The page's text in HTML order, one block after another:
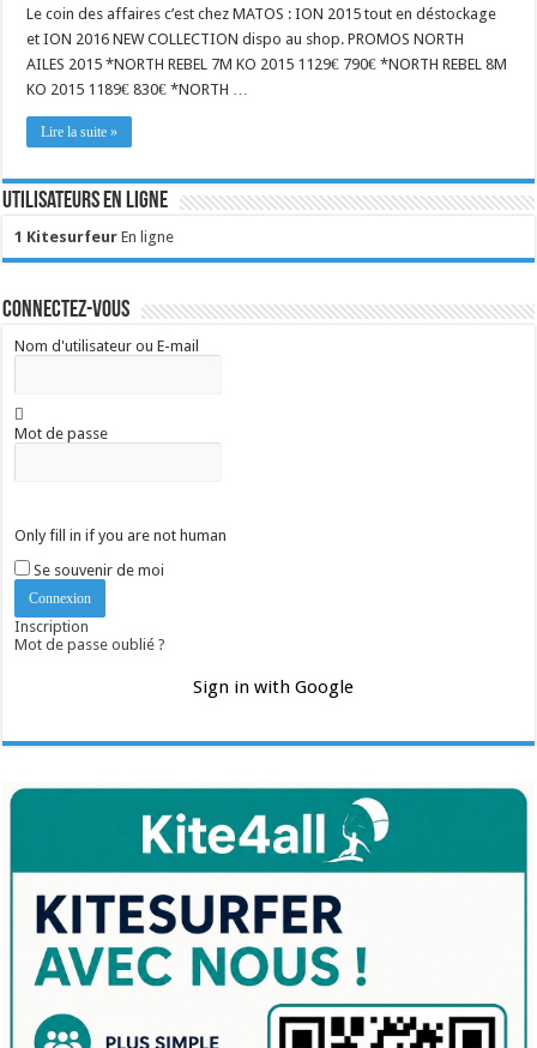
Le coin des affaires c’est chez MATOS : ION 2015 tout en déstockage
et ION 2016 NEW COLLECTION dispo au shop. PROMOS NORTH
AILES 2015 *NORTH REBEL 7M KO 2015 1129€ 790€ *NORTH REBEL 8M
KO 2015 1189€ 830€ *NORTH …
Lire la suite »
Utilisateurs en ligne
1 Kitesurfeur En ligne
Connectez-vous
Nom d'utilisateur ou E-mail
Mot de passe
Only fill in if you are not human
Se souvenir de moi
Inscription
Mot de passe oublié ?
Sign in with Google